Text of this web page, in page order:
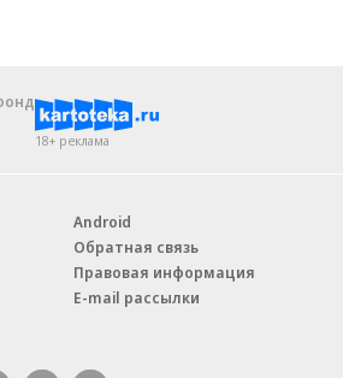
18+ реклама
Android
Обратная связь
Правовая информация
E-mail рассылки